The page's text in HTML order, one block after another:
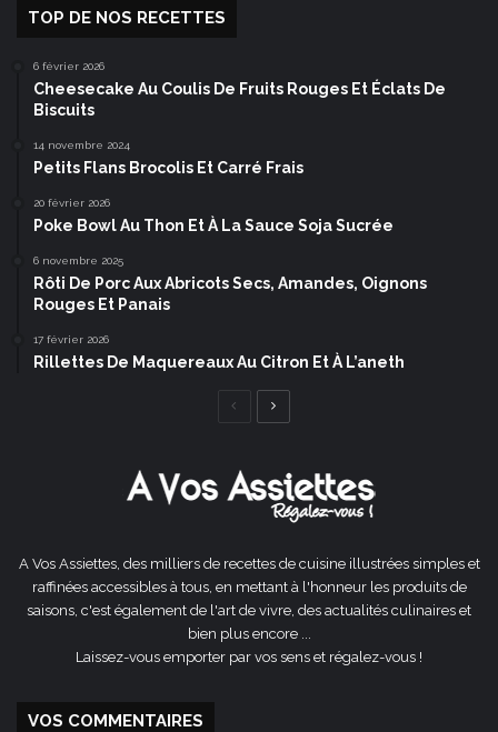
TOP DE NOS RECETTES
6 février 2026
Cheesecake Au Coulis De Fruits Rouges Et Éclats De
Biscuits
14 novembre 2024
Petits Flans Brocolis Et Carré Frais
20 février 2026
Poke Bowl Au Thon Et À La Sauce Soja Sucrée
6 novembre 2025
Rôti De Porc Aux Abricots Secs, Amandes, Oignons
Rouges Et Panais
17 février 2026
Rillettes De Maquereaux Au Citron Et À L’aneth
Page
A Vos Assiettes, des milliers de recettes de cuisine illustrées simples et
raffinées accessibles à tous, en mettant à l'honneur les produits de
saisons, c'est également de l'art de vivre, des actualités culinaires et
bien plus encore ...
Laissez-vous emporter par vos sens et régalez-vous !
VOS COMMENTAIRES